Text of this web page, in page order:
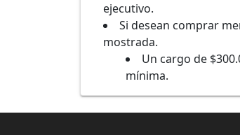
ejecutivo.
Si desean comprar
mostrada.
Un cargo de
mínima.